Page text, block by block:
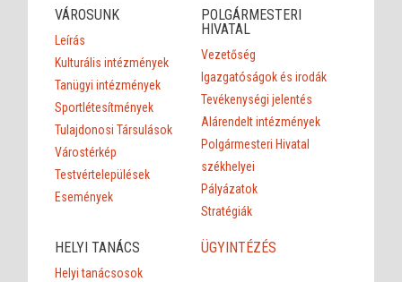
VÁROSUNK
Leírás
Kulturális intézmények
Tanügyi intézmények
Sportlétesítmények
Tulajdonosi Társulások
Várostérkép
Testvértelepülések
Események
POLGÁRMESTERI
HIVATAL
Vezetőség
Igazgatóságok és irodák
Tevékenységi jelentés
Alárendelt intézmények
Polgármesteri Hivatal
székhelyei
Pályázatok
Stratégiák
HELYI TANÁCS
Helyi tanácsosok
ÜGYINTÉZÉS